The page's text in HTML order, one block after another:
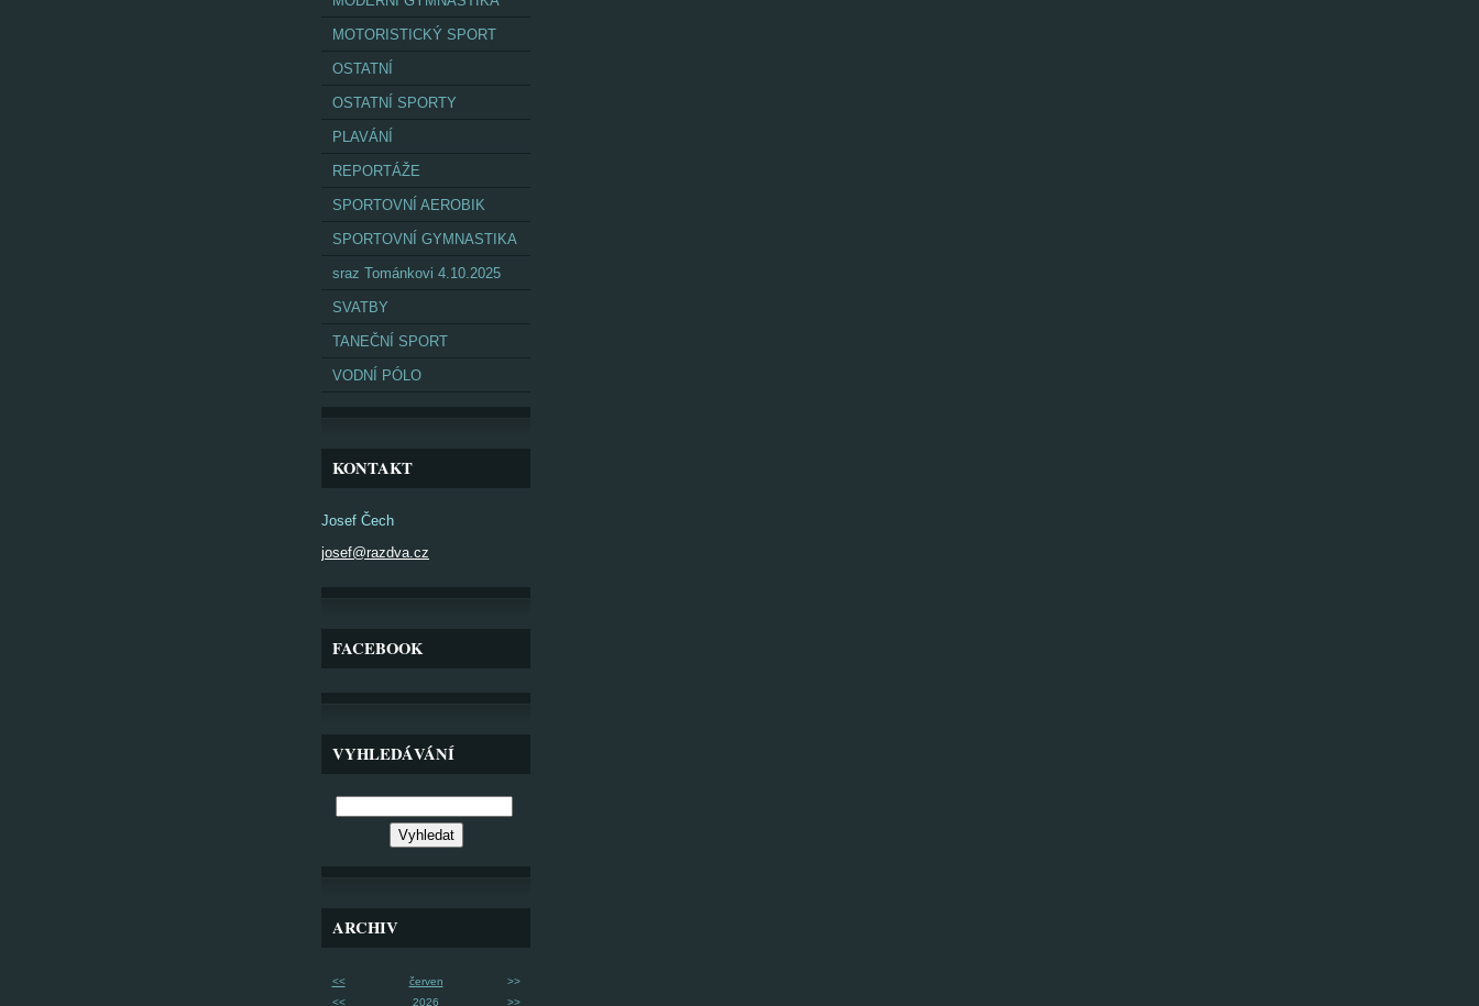
MOTORISTICKÝ SPORT
OSTATNÍ
OSTATNÍ SPORTY
PLAVÁNÍ
REPORTÁŽE
SPORTOVNÍ AEROBIK
SPORTOVNÍ GYMNASTIKA
sraz Tománkovi 4.10.2025
SVATBY
TANEČNÍ SPORT
VODNÍ PÓLO
KONTAKT
Josef Čech
josef@razdva.cz
FACEBOOK
VYHLEDÁVÁNÍ
ARCHIV
<< červen
>>
<<
2026 >>